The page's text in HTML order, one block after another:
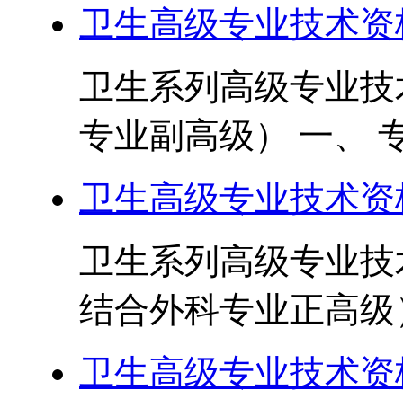
卫生高级专业技术
卫生系列高级专业
专业副高级） 一、
卫生高级专业技术
卫生系列高级专业
结合外科专业正高
卫生高级专业技术